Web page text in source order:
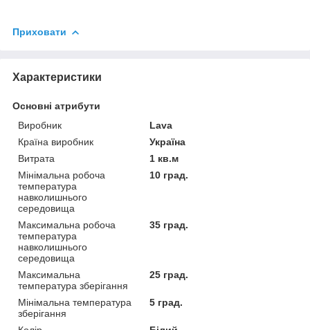
Приховати
Характеристики
Основні атрибути
Виробник
Lava
Країна виробник
Україна
Витрата
1 кв.м
Мінімальна робоча
температура
навколишнього
середовища
10 град.
Максимальна робоча
температура
навколишнього
середовища
35 град.
Максимальна
температура зберігання
25 град.
Мінімальна температура
зберігання
5 град.